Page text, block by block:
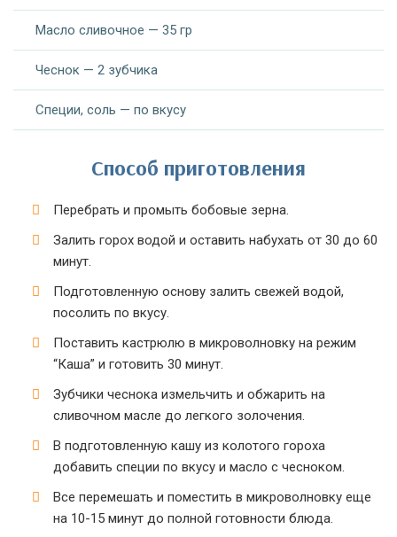
Масло сливочное — 35 гр
Чеснок — 2 зубчика
Специи, соль — по вкусу
Способ приготовления
Перебрать и промыть бобовые зерна.
Залить горох водой и оставить набухать от 30 до 60
минут.
Подготовленную основу залить свежей водой,
посолить по вкусу.
Поставить кастрюлю в микроволновку на режим
“Каша” и готовить 30 минут.
Зубчики чеснока измельчить и обжарить на
сливочном масле до легкого золочения.
В подготовленную кашу из колотого гороха
добавить специи по вкусу и масло с чесноком.
Все перемешать и поместить в микроволновку еще
на 10-15 минут до полной готовности блюда.